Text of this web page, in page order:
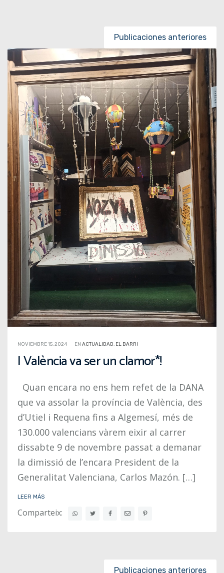
Publicaciones anteriores
NOVIEMBRE 15, 2024 EN ACTUALIDAD, EL BARRI
I València va ser un clamor*!
Quan encara no ens hem refet de la DANA
que va assolar la província de València, des
d’Utiel i Requena fins a Algemesí, més de
130.000 valencians vàrem eixir al carrer
dissabte 9 de novembre passat a demanar
la dimissió de l’encara President de la
Generalitat Valenciana, Carlos Mazón. […]
LEER MÁS
Comparteix:
Publicaciones anteriores